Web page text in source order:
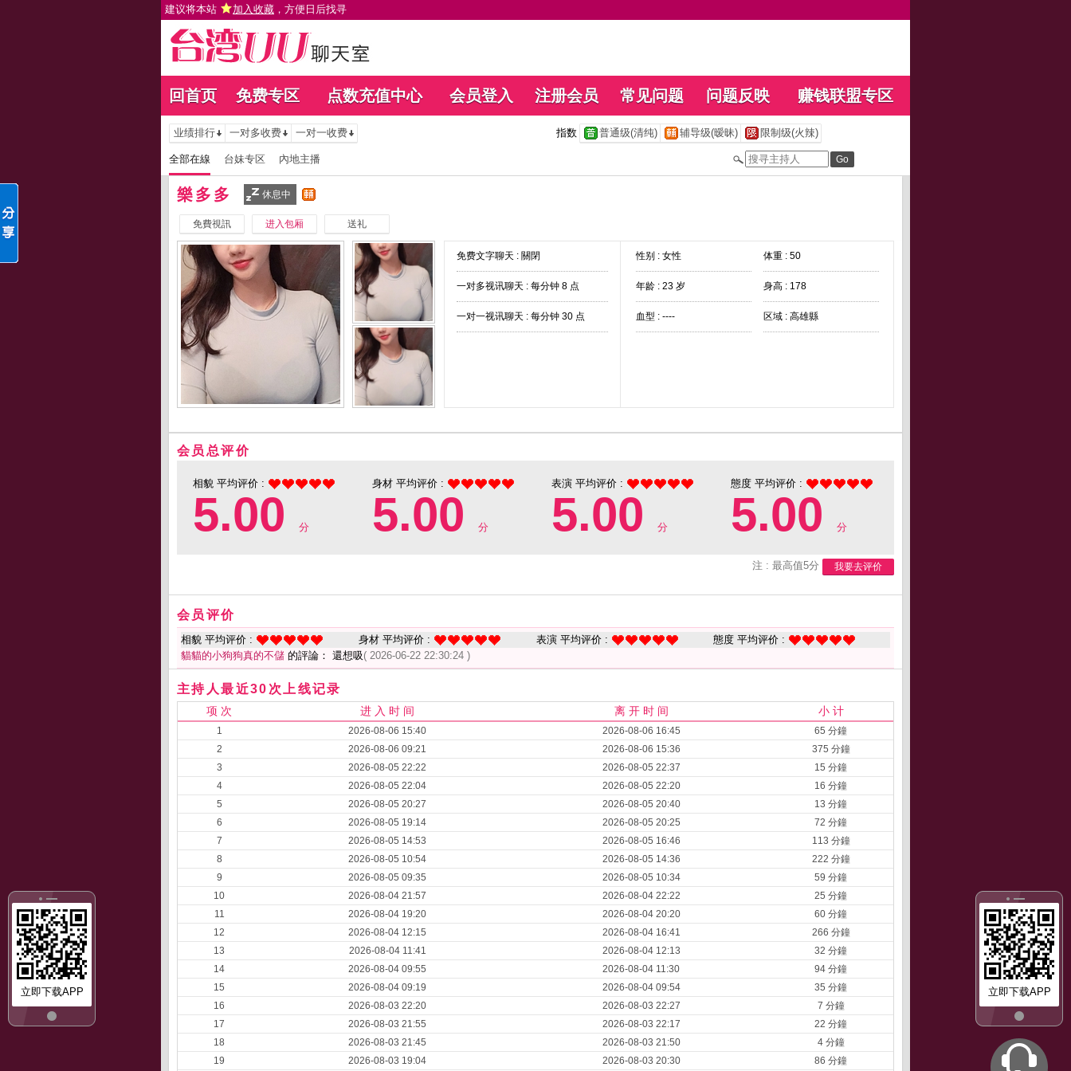
建议将本站 加入收藏 ，方便日后找寻
回首页 免费专区 点数充值中心 会员登入 注册会员 常见问题 问题反映 赚钱联盟专区
立即下载APP
立即下载APP
业绩排行 一对多收费 一对一收费 指数 普通级(清纯) 辅导级(暧昧) 限制级(火辣)
全部在線 台妹专区 內地主播
樂多多 休息中
免費視訊 进入包厢 送礼
免费文字聊天 : 關閉
一对多视讯聊天 : 每分钟 8 点
一对一视讯聊天 : 每分钟 30 点
性别 : 女性 体重 : 50
年龄 : 23 岁 身高 : 178
血型 : ---- 区域 : 高雄縣
会员总评价
相貌 平均评价 :
5.00 分
身材 平均评价 :
5.00 分
表演 平均评价 :
5.00 分
態度 平均评价 :
5.00 分
注 : 最高值5分 我要去评价
会员评价
相貌 平均评价 : 身材 平均评价 : 表演 平均评价 :
態度 平均评价 :
貓貓的小狗狗真的不儲 的評論： 還想吸( 2026-06-22 22:30:24 )
主持人最近30次上线记录
项 次 进 入 时 间 离 开 时 间 小 计
1 2026-08-06 15:40 2026-08-06 16:45
65 分鐘
2
2026-08-06 09:21 2026-08-06 15:36
375 分鐘
3
2026-08-05 22:22 2026-08-05 22:37
15 分鐘
4
2026-08-05 22:04 2026-08-05 22:20
16 分鐘
5
2026-08-05 20:27 2026-08-05 20:40
13 分鐘
6
2026-08-05 19:14 2026-08-05 20:25
72 分鐘
7
2026-08-05 14:53 2026-08-05 16:46
113 分鐘
8
2026-08-05 10:54 2026-08-05 14:36
222 分鐘
9
2026-08-05 09:35 2026-08-05 10:34
59 分鐘
10
2026-08-04 21:57 2026-08-04 22:22
25 分鐘
11
2026-08-04 19:20 2026-08-04 20:20
60 分鐘
12
2026-08-04 12:15 2026-08-04 16:41
266 分鐘
13
2026-08-04 11:41 2026-08-04 12:13
32 分鐘
14
2026-08-04 09:55 2026-08-04 11:30
94 分鐘
15
2026-08-04 09:19 2026-08-04 09:54
35 分鐘
16
2026-08-03 22:20 2026-08-03 22:27
7 分鐘
17
2026-08-03 21:55 2026-08-03 22:17
22 分鐘
18
2026-08-03 21:45 2026-08-03 21:50
4 分鐘
19
2026-08-03 19:04 2026-08-03 20:30 86 分鐘